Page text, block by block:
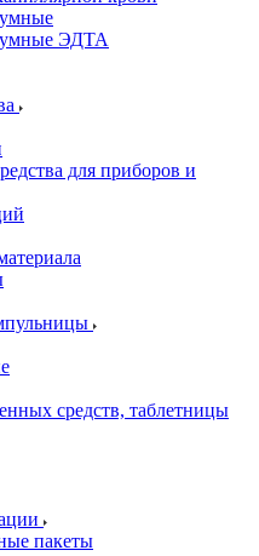
ЭДТА
для приборов и
средств, таблетницы
пакеты